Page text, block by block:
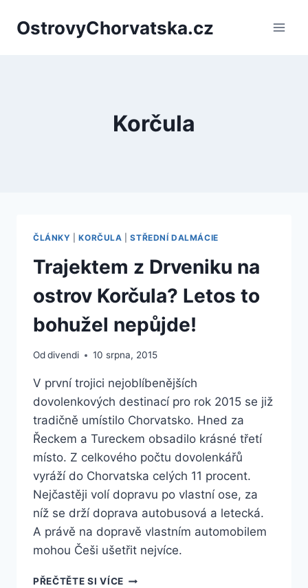
OstrovyChorvatska.cz
Korčula
ČLÁNKY |KORČULA |STŘEDNÍ DALMÁCIE
Trajektem z Drveniku na
ostrov Korčula? Letos to
bohužel nepůjde!
Oddivendi 10 srpna, 2015
V první trojici nejoblíbenějších
dovolenkových destinací pro rok 2015 se již
tradičně umístilo Chorvatsko. Hned za
Řeckem a Tureckem obsadilo krásné třetí
místo. Z celkového počtu dovolenkářů
vyráží do Chorvatska celých 11 procent.
Nejčastěji volí dopravu po vlastní ose, za
níž se drží doprava autobusová a letecká.
A právě na dopravě vlastním automobilem
mohou Češi ušetřit nejvíce.
PŘEČTĚTE SI VÍCETRAJEKTEM